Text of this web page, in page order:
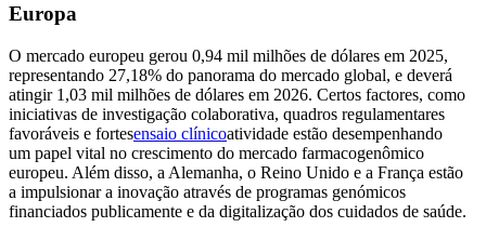
Europa
O mercado europeu gerou 0,94 mil milhões de dólares em 2025,
representando 27,18% do panorama do mercado global, e deverá
atingir 1,03 mil milhões de dólares em 2026. Certos factores, como
iniciativas de investigação colaborativa, quadros regulamentares
favoráveis ​​e fortesensaio clínicoatividade estão desempenhando
um papel vital no crescimento do mercado farmacogenômico
europeu. Além disso, a Alemanha, o Reino Unido e a França estão
a impulsionar a inovação através de programas genómicos
financiados publicamente e da digitalização dos cuidados de saúde.